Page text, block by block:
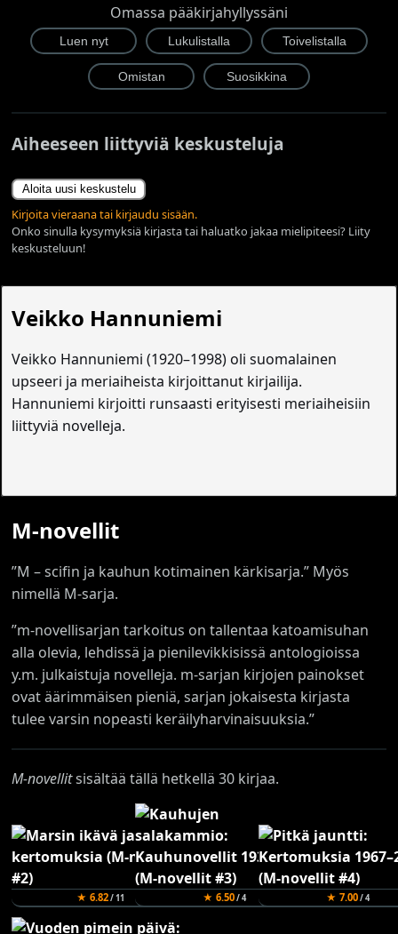
Omassa pääkirjahyllyssäni
Aiheeseen liittyviä keskusteluja
Aloita uusi keskustelu
Kirjoita vieraana tai kirjaudu sisään.
Onko sinulla kysymyksiä kirjasta tai haluatko jakaa mielipiteesi? Liity
keskusteluun!
Veikko Hannuniemi
Veikko Hannuniemi (1920–1998) oli suomalainen
upseeri ja meriaiheista kirjoittanut kirjailija.
Hannuniemi kirjoitti runsaasti erityisesti meriaiheisiin
liittyviä novelleja.
M-novellit
”M – scifin ja kauhun kotimainen kärkisarja.” Myös
nimellä M-sarja.
”m-novellisarjan tarkoitus on tallentaa katoamisuhan
alla olevia, lehdissä ja pienilevikkisissä antologioissa
y.m. julkaistuja novelleja. m-sarjan kirjojen painokset
ovat äärimmäisen pieniä, sarjan jokaisesta kirjasta
tulee varsin nopeasti keräilyharvinaisuuksia.”
M-novellitsisältää tällä hetkellä 30 kirjaa.
★ 6.82/ 11 ★ 6.50/ 4 ★ 7.00/ 4